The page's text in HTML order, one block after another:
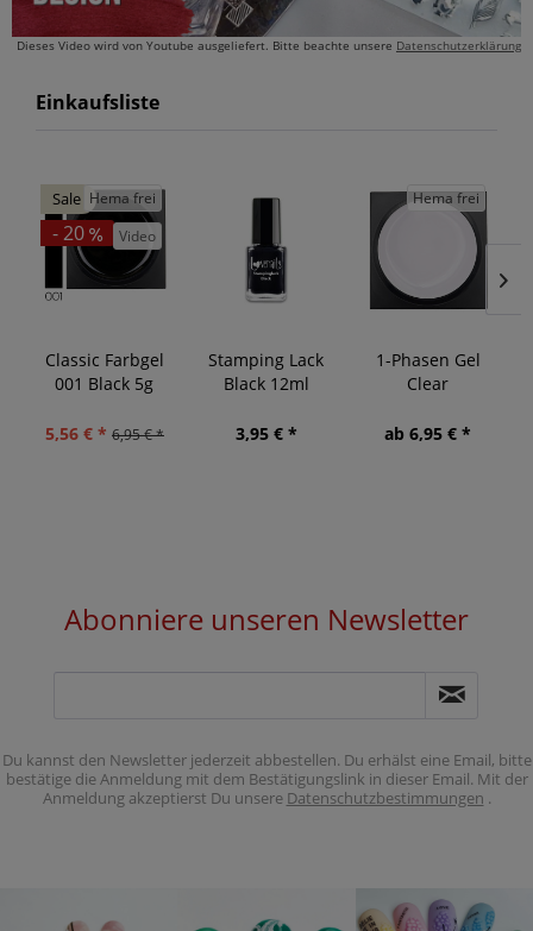
Dieses Video wird von Youtube ausgeliefert. Bitte beachte unsere Datenschutzerklärung
Einkaufsliste
Sale
- 20
Hema frei
Video
Classic Farbgel
001 Black 5g
5,56 € * 6,95 € *
Stamping Lack
Black 12ml
3,95 € *
Hema frei
1-Phasen Gel
Clear
ab 6,95 € *
Abonniere unseren Newsletter
Du kannst den Newsletter jederzeit abbestellen. Du erhälst eine Email, bitte
bestätige die Anmeldung mit dem Bestätigungslink in dieser Email. Mit der
Anmeldung akzeptierst Du unsere Datenschutzbestimmungen .